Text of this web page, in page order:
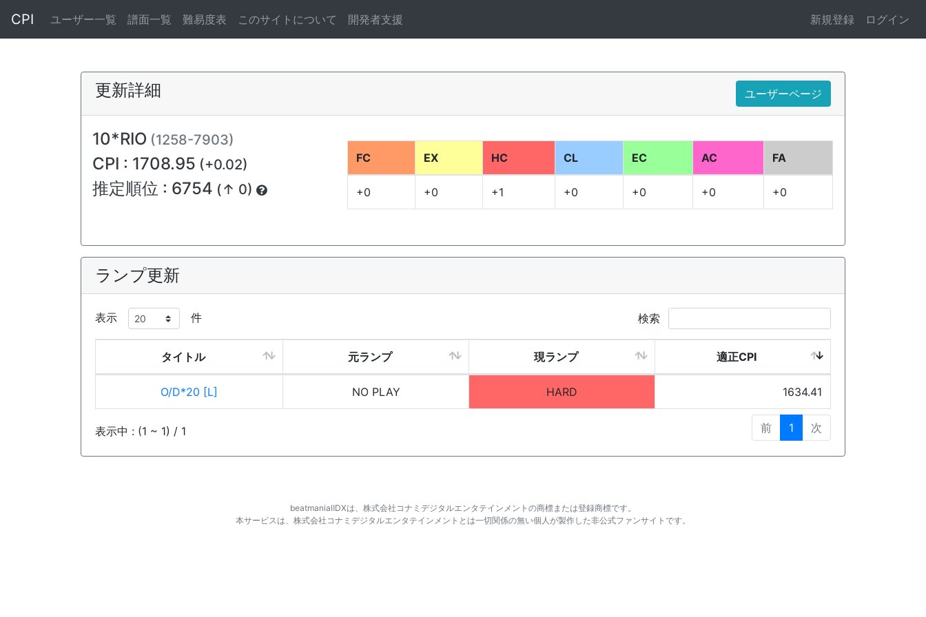
CPI ユーザー一覧 譜面一覧 難易度表 このサイトについて 開発者支援 新規登録 ログイン
更新詳細 ユーザーページ
10*RIO (1258-7903)
CPI : 1708.95 (+0.02)
推定順位 : 6754 (↑ 0)
FC EX HC CL EC AC FA
+0 +0 +1 +0 +0 +0 +0
ランプ更新
表示 件 検索
タイトル 元ランプ 現ランプ 適正CPI
O/D*20 [L] NO PLAY HARD 1634.41
表示中 : (1 ~ 1) / 1 前 1 次
beatmaniaⅡDXは、株式会社コナミデジタルエンタテインメントの商標または登録商標です。
本サービスは、株式会社コナミデジタルエンタテインメントとは一切関係の無い個人が製作した非公式ファンサイトです。